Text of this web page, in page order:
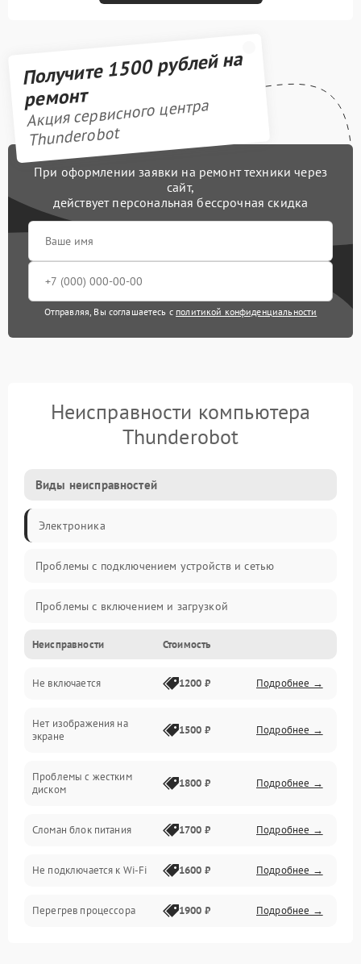
Получите 1500 рублей на
ремонт
Акция сервисного центра
Thunderobot
При оформлении заявки на ремонт техники через
сайт,
действует персональная бессрочная скидка
Отправляя, Вы соглашаетесь с политикой конфиденциальности
Неисправности компьютера
Thunderobot
Виды неисправностей
Электроника
Проблемы с подключением устройств и сетью
Проблемы с включением и загрузкой
Проблемы с изображением и монитором
Проблемы с производительностью и стабильностью
Прочие специфичные проблемы
Неисправности Стоимость
Не включается 1200 ₽ Подробнее →
Нет изображения на
экране
1500 ₽ Подробнее →
Проблемы с жестким
диском
1800 ₽ Подробнее →
Сломан блок питания 1700 ₽ Подробнее →
Не подключается к Wi-Fi 1600 ₽ Подробнее →
Перегрев процессора 1900 ₽ Подробнее →